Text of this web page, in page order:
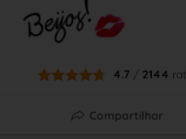
4.7 / 2144
Compartilhar